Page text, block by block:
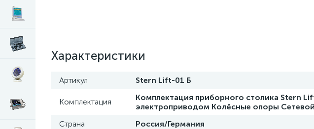
Характеристики
Артикул Stern Lift-01 Б
Комплектация
Комплектация приборного столика Stern
электроприводом Колёсные опоры
Страна
Россия/Германия